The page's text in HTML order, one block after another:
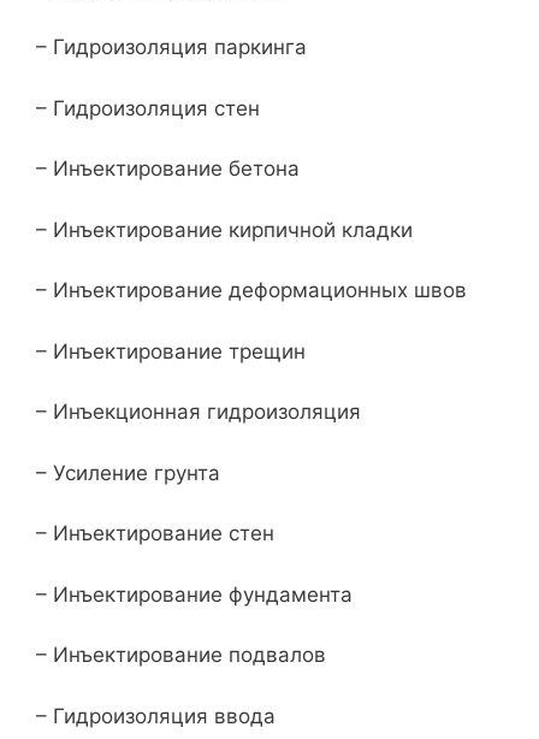
– Гидроизоляция паркинга
– Гидроизоляция стен
– Инъектирование бетона
– Инъектирование кирпичной кладки
– Инъектирование деформационных швов
– Инъектирование трещин
– Инъекционная гидроизоляция
– Усиление грунта
– Инъектирование стен
– Инъектирование фундамента
– Инъектирование подвалов
– Гидроизоляция ввода